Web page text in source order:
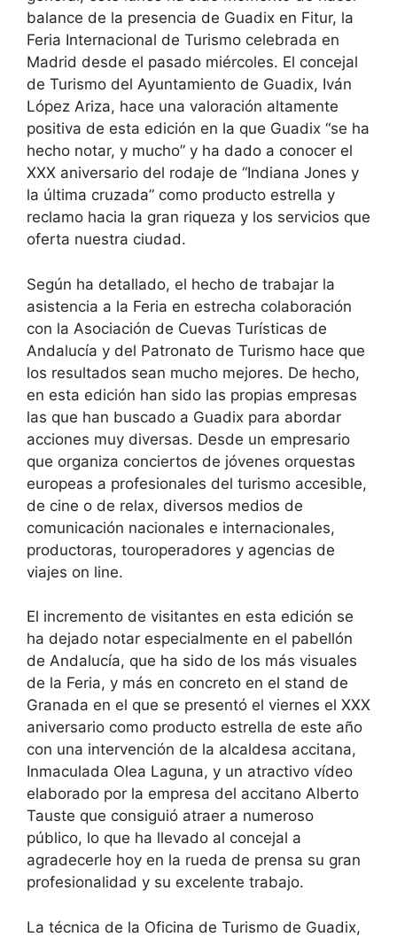
balance de la presencia de Guadix en Fitur, la
Feria Internacional de Turismo celebrada en
Madrid desde el pasado miércoles. El concejal
de Turismo del Ayuntamiento de Guadix, Iván
López Ariza, hace una valoración altamente
positiva de esta edición en la que Guadix “se ha
hecho notar, y mucho” y ha dado a conocer el
XXX aniversario del rodaje de “Indiana Jones y
la última cruzada” como producto estrella y
reclamo hacia la gran riqueza y los servicios que
oferta nuestra ciudad.
Según ha detallado, el hecho de trabajar la
asistencia a la Feria en estrecha colaboración
con la Asociación de Cuevas Turísticas de
Andalucía y del Patronato de Turismo hace que
los resultados sean mucho mejores. De hecho,
en esta edición han sido las propias empresas
las que han buscado a Guadix para abordar
acciones muy diversas. Desde un empresario
que organiza conciertos de jóvenes orquestas
europeas a profesionales del turismo accesible,
de cine o de relax, diversos medios de
comunicación nacionales e internacionales,
productoras, touroperadores y agencias de
viajes on line.
El incremento de visitantes en esta edición se
ha dejado notar especialmente en el pabellón
de Andalucía, que ha sido de los más visuales
de la Feria, y más en concreto en el stand de
Granada en el que se presentó el viernes el XXX
aniversario como producto estrella de este año
con una intervención de la alcaldesa accitana,
Inmaculada Olea Laguna, y un atractivo vídeo
elaborado por la empresa del accitano Alberto
Tauste que consiguió atraer a numeroso
público, lo que ha llevado al concejal a
agradecerle hoy en la rueda de prensa su gran
profesionalidad y su excelente trabajo.
La técnica de la Oficina de Turismo de Guadix,